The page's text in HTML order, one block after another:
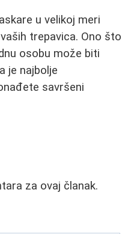
u velikoj meri
trepavica. Ono što
osobu može biti
je najbolje
savršeni
za ovaj članak.